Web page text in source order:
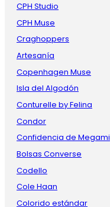
CPH Studio
CPH Muse
Craghoppers
Artesanía
Copenhagen Muse
Isla del Algodón
Conturelle by Felina
Condor
Confidencia de Megami
Bolsas Converse
Codello
Cole Haan
Colorido estándar